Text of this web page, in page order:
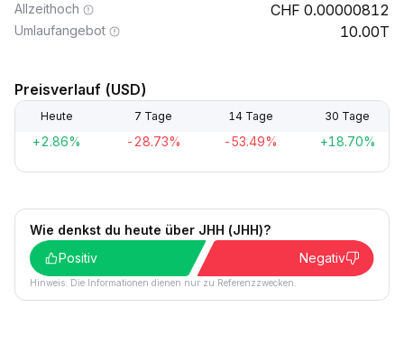
Allzeithoch 0.00000812
Umlaufangebot 10.00T
Preisverlauf (USD)
Heute 7 Tage 14 Tage 30 Tage
+2.86% -28.73% -53.49% +18.70%
Wie denkst du heute über JHH (JHH)?
Positiv
Negativ
Hinweis: Die Informationen dienen nur zu Referenzzwecken.